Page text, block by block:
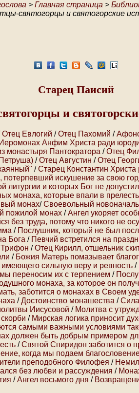
> Главная страница >
святогорцы и святогорские
Старец Паисий
и
Отец Евлогий /Отец Пахомий /
Иеромонах Анфим Христа ради
монастыря Пантократора /Отец
/Отец Августин /Отец
/Старец Константин
потерпевший искушение за свою
литургии и которых Бог не
монаха, которые впали в прелесть
монах/Своевольный
пожилой монах /Ангел укоряет
без труда, потому что никого не
/ Послушник, который не был
Бога / Певчий встретился на
/Отец Кирилл, отшельник
/ Божия Матерь помазывает
сильную веру и ревность /
переносим их с терпением /
монаха, за которое он
заботится о монахах в Своем
/Достоинство монашества /
Иисусовой / Молитва с
/ Мирская логика приносит
самыми важными условиями
должен быть добрым примером
/Святой Спиридон заботится о
когда мы подаем
преподобного Филофея /
без любви и рассуждения /
/Ангел восьмого дня /